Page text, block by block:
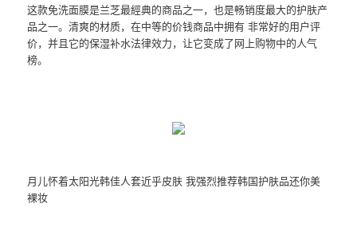
这款免洗面膜是兰芝最經典的商品之一，也是畅销度最大的护肤产
品之一。清爽的材质，在中等的价钱商品中拥有 非常好的用户评
价，并且它的保湿补水法律效力，让它变成了网上购物中的人气
榜。
月儿怀着太阳光韩佳人套近乎皮肤 我强烈推荐韩国护肤品还你美
裸妆